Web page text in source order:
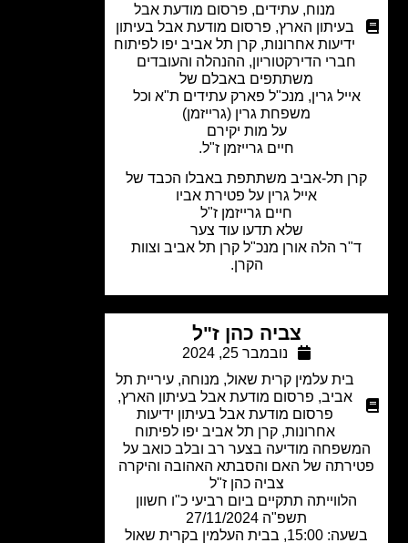
עתידים ,פרסום מודעת אבל
בעיתון הארץ,פרסום מודעת אבל בעיתון
ידיעות אחרונות,קרן תל אביב יפו לפיתוח
חברי הדירקטוריון, ההנהלה והעובדים
משתתפים באבלם של
אייל גרין, מנכ"ל פארק עתידים ת"א וכל
משפחת גרין (גרייזמן)
על מות יקירם
חיים גרייזמן ז"ל.
תל-אביב משתתפת באבלו הכבד של
אייל גרין על פטירת אביו
חיים גרייזמן ז"ל
שלא תדעו עוד צער
הלה אורן מנכ"ל קרן תל אביב וצוות
צביה כהן ז"ל
נובמבר 25, 2024
בית עלמין קרית שאול,מנוחה, עיריית תל
אביב, פרסום מודעת אבל בעיתון הארץ,
פרסום מודעת אבל בעיתון ידיעות
אחרונות,קרן תל אביב יפו לפיתוח
מודיעה בצער רב ובלב כואב על
של האם והסבתא האהובה והיקרה
צביה כהן ז"ל
הלווייתה תתקיים ביום רביעי כ"ו חשוון